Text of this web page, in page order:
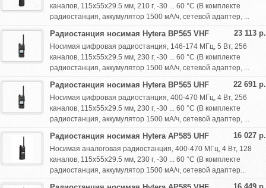
каналов, 115х55х29.5 мм, 210 г, -30 ... 60 °С (В комплекте
радиостанция, аккумулятор 1500 мА/ч, сетевой адаптер, ...
23 113 р.
Радиостанция носимая Hytera BP565 VHF
Носимая цифровая радиостанция, 146-174 МГц, 5 Вт, 256
каналов, 115х55х29.5 мм, 230 г, -30 ... 60 °С (В комплекте
радиостанция, аккумулятор 1500 мА/ч, сетевой адаптер, ...
22 691 р.
Радиостанция носимая Hytera BP565 UHF
Носимая цифровая радиостанция, 400-470 МГц, 4 Вт, 256
каналов, 115х55х29.5 мм, 230 г, -30 ... 60 °С (В комплекте
радиостанция, аккумулятор 1500 мА/ч, сетевой адаптер, ...
16 027 р.
Радиостанция носимая Hytera AP585 UHF
Носимая аналоговая радиостанция, 400-470 МГц, 4 Вт, 128
каналов, 115х55х29.5 мм, 230 г, -30 ... 60 °С (В комплекте
радиостанция, аккумулятор 1500 мА/ч, сетевой адаптер...